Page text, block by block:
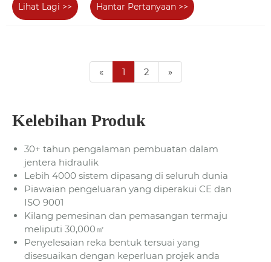
Lihat Lagi >> Hantar Pertanyaan >>
« 1 2 »
Kelebihan Produk
30+ tahun pengalaman pembuatan dalam
jentera hidraulik
Lebih 4000 sistem dipasang di seluruh dunia
Piawaian pengeluaran yang diperakui CE dan
ISO 9001
Kilang pemesinan dan pemasangan termaju
meliputi 30,000㎡
Penyelesaian reka bentuk tersuai yang
disesuaikan dengan keperluan projek anda